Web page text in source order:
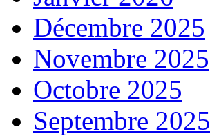
Décembre 2025
Novembre 2025
Octobre 2025
Septembre 2025